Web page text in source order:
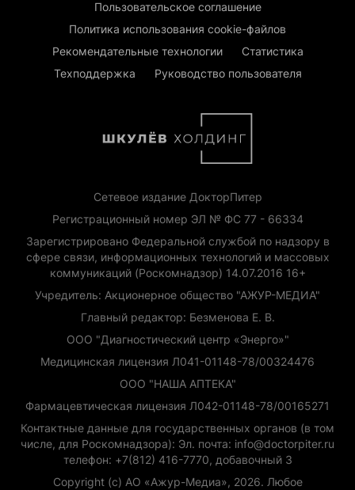
Пользовательское соглашение
Политика использования cookie-файлов
Рекомендательные технологии
Статистика
Техподдержка
Руководство пользователя
Сетевое издание ДокторПитер
Регистрационный номер ЭЛ № ФС 77 - 66334
Зарегистрировано Федеральной службой по надзору в
сфере связи, информационных технологий и массовых
коммуникаций (Роскомнадзор) 14.07.2016 16+
Учредитель: Акционерное общество "АЖУР-МЕДИА"
Главный редактор: Безменова Е. В.
ООО "Диагностический центр «Энерго»"
Медицинская лицензия Л041-01148-78/00324476
ООО "НАША АПТЕКА"
Фармацевтическая лицензия Л042-01148-78/00165271
Контактные данные для государственных органов (в том
числе, для Роскомнадзора): Эл. почта: info@doctorpiter.ru
телефон: +7(812) 416-7770, добавочный 3
Copyright (с) АО «Ажур-Медиа», 2026. Любое